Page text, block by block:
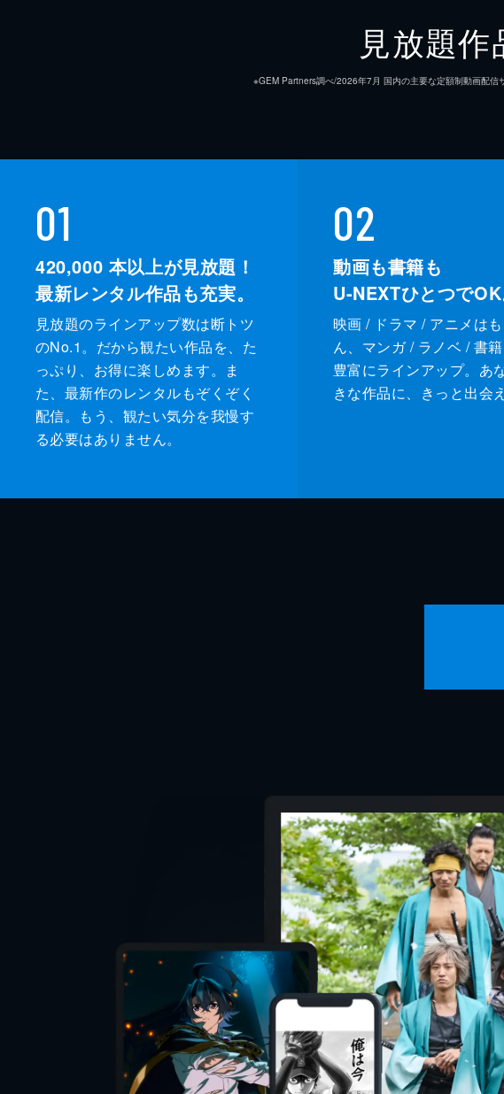
見放題作
※GEM Partners調べ/2026年7⽉ 国内の主要な定額制動画配信
01
420,000 本以上が見放題！
最新レンタル作品も充実。
見放題のラインアップ数は断トツ
のNo.1。だから観たい作品を、た
っぷり、お得に楽しめます。ま
た、最新作のレンタルもぞくぞく
配信。もう、観たい気分を我慢す
る必要はありません。
02
動画も書籍も
U-NEXTひとつでOK
映画 / ドラマ / アニメは
ん、マンガ / ラノベ / 書
豊富にラインアップ。あ
きな作品に、きっと出会